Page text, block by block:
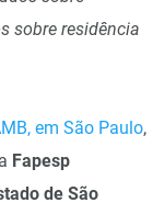
sobre residência
em São Paulo,
Fapesp
de São